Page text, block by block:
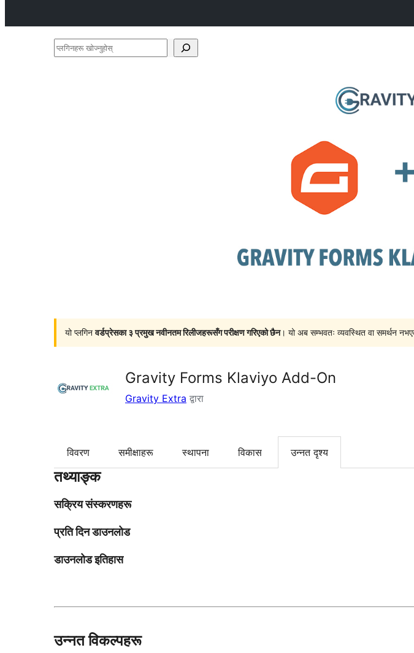
प्लगिनहरू
यो प्लगिनवर्डप्रेसका ३ प्रमुख नवीनतम रिलीजहरूसँग परीक्षण गरिएको छैन। यो अब सम्भवतः व्यवस्थित वा समर्थन
Gravity Forms Klaviyo Add-On
Gravity Extra द्वारा
विवरण समीक्षाहरू स्थापना विकास उन्नत दृश्य
तथ्याङ्क
सक्रिय संस्करणहरू
प्रति दिन डाउनलोड
डाउनलोड इतिहास
उन्नत विकल्पहरू